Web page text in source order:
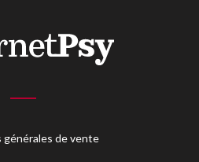
générales de vente